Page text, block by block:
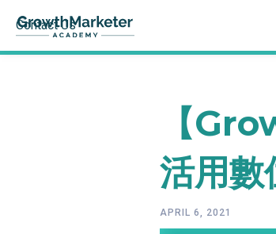
Contact Us
【
活用數
APRIL 6, 2021